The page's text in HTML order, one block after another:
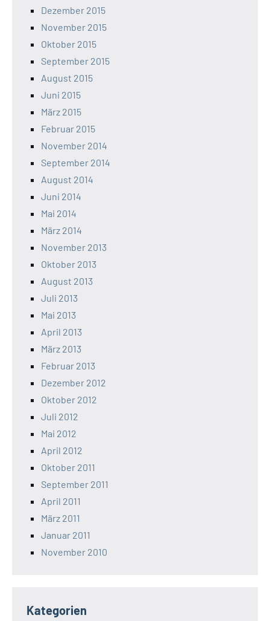
Dezember 2015
November 2015
Oktober 2015
September 2015
August 2015
Juni 2015
März 2015
Februar 2015
November 2014
September 2014
August 2014
Juni 2014
Mai 2014
März 2014
November 2013
Oktober 2013
August 2013
Juli 2013
Mai 2013
April 2013
März 2013
Februar 2013
Dezember 2012
Oktober 2012
Juli 2012
Mai 2012
April 2012
Oktober 2011
September 2011
April 2011
März 2011
Januar 2011
November 2010
Kategorien